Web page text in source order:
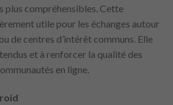
plus compréhensibles. Cette
utile pour les échanges autour
de centres d’intérêt communs. Elle
et à renforcer la qualité des
en ligne.